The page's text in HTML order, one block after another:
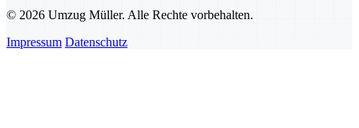
© 2026 Umzug Müller. Alle Rechte vorbehalten.
Impressum Datenschutz